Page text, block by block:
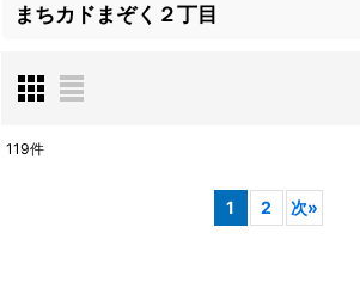
まちカドまぞく２丁目
119件
1 2 次»